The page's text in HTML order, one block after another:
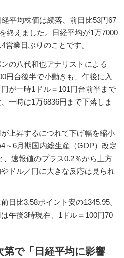
平均株価は続落、前日比53円67
終えました。日経平均が1万7000
営業日ぶりのことです。
の八代和也アナリストによる
円台後半で小動きも、午後に入
が一時1ドル＝101円台前半まで
一時は1万6836円まで下落しま
上昇するにつれて下げ幅を縮小
～6月期国内総生産（GDP）改定
速報値のプラス0.2％から上方
ドル／円に大きな反応は見られ
日比3.58ポイント安の1345.95。
午後3時現在、1ドル＝100円70
第で「日経平均に影響